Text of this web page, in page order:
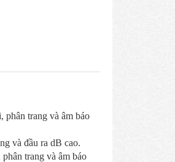
phân trang và âm báo
và đầu ra dB cao.
trang và âm báo